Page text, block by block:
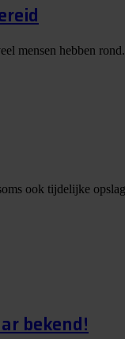
mensen hebben
ook tijdelijke
bekend!